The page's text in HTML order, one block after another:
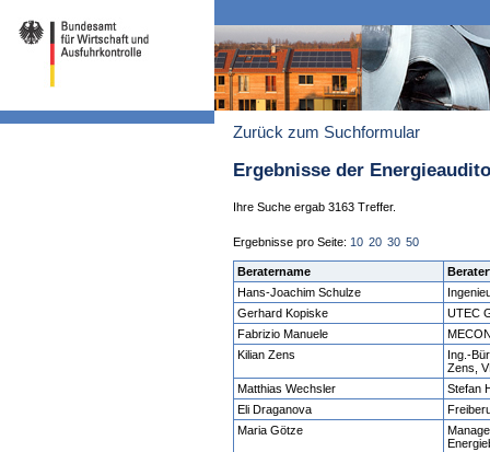
Zurück zum Suchformular
Ergebnisse der
Ihre Suche ergab 3163 Treffer.
Ergebnisse pro Seite: 10 20 30 50
Beratername
Hans-Joachim Schulze
Gerhard Kopiske
UTEC
Fabrizio Manuele
Kilian Zens
Ing.-
Zens,
Matthias Wechsler
Stefan
Eli Draganova
Maria Götze